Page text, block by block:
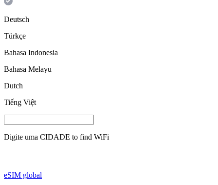
Deutsch
Türkçe
Bahasa Indonesia
Bahasa Melayu
Dutch
Tiếng Việt
Digite uma CIDADE to find WiFi
eSIM global